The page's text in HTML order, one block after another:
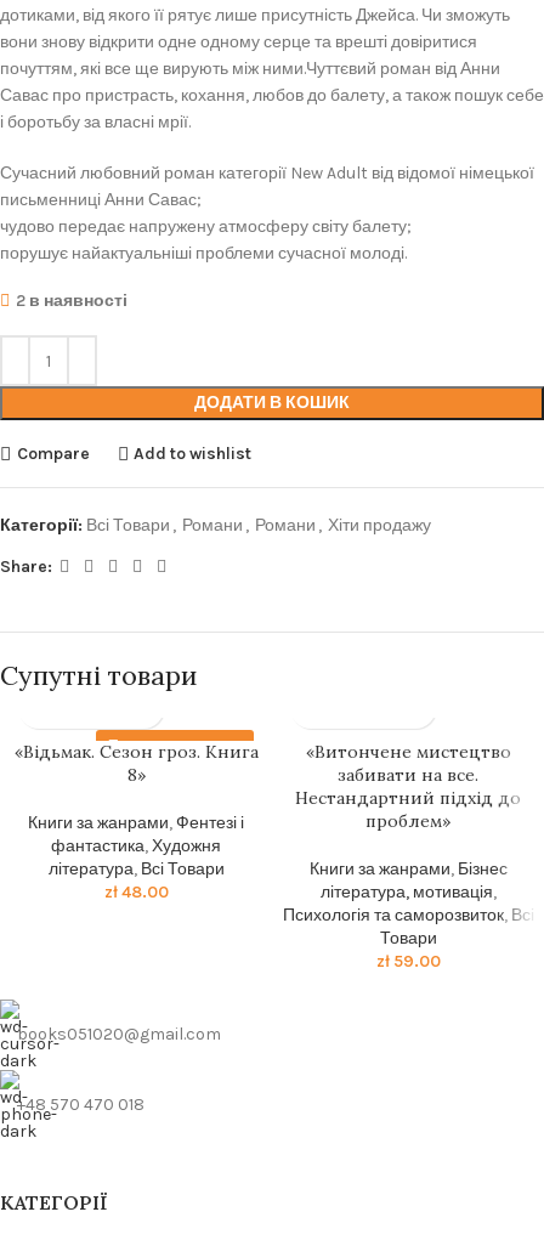
дотиками, від якого її рятує лише присутність Джейса. Чи зможуть
вони знову відкрити одне одному серце та врешті довіритися
почуттям, які все ще вирують між ними.Чуттєвий роман від Анни
Савас про пристрасть, кохання, любов до балету, а також пошук себе
і боротьбу за власні мрії.
Сучасний любовний роман категорії New Adult від відомої німецької
письменниці Анни Савас;
чудово передає напружену атмосферу світу балету;
порушує найактуальніші проблеми сучасної молоді.
2 в наявності
ДОДАТИ В КОШИК
Compare Add to wishlist
Категорії: Всі Товари , Романи , Романи , Хіти продажу
Share:
Супутні товари
Передзамовлення
«Відьмак. Сезон гроз. Книга
8»
Книги за жанрами,Фентезі і
фантастика,Художня
література, Всі Товари
zł48.00
«Витончене мистецтво
забивати на все.
Нестандартний підхід до
проблем»
Книги за жанрами, Бізнес
література, мотивація,
Психологія та саморозвиток, Всі
Товари
zł59.00
books051020@gmail.com
+48 570 470 018
КАТЕГОРІЇ